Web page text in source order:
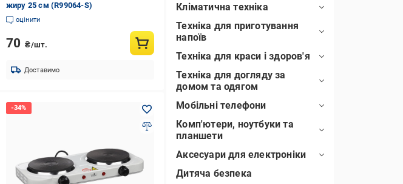
жиру 25 см (R99064-S)
оцінити
70 ₴/шт.
Доставимо
Кліматична техніка
Техніка для приготування
напоїв
Техніка для краси і здоров'я
Техніка для догляду за
домом та одягом
Мобільні телефони
Комп'ютери, ноутбуки та
планшети
Аксесуари для електроніки
Дитяча безпека